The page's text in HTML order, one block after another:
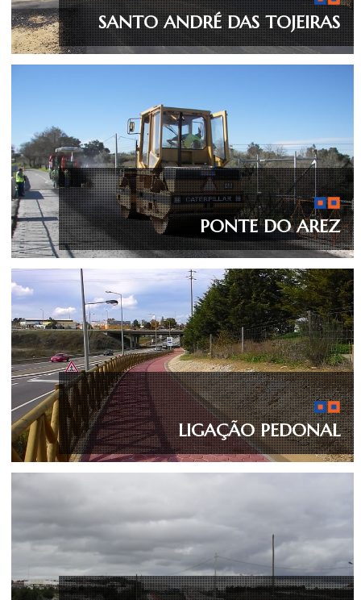
SANTO ANDRÉ DAS TOJEIRAS
PONTE DO AREZ
LIGAÇÃO PEDONAL